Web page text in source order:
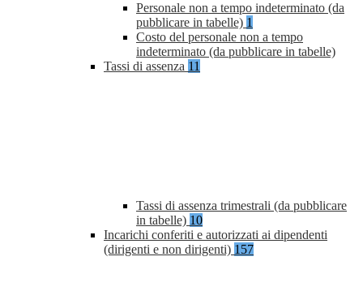
Personale non a tempo indeterminato (da
pubblicare in tabelle) 1
Costo del personale non a tempo
indeterminato (da pubblicare in tabelle)
Tassi di assenza 11
Tassi di assenza trimestrali (da pubblicare
in tabelle) 10
Incarichi conferiti e autorizzati ai dipendenti
(dirigenti e non dirigenti) 157